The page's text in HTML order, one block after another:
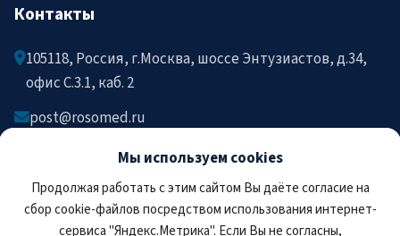
Мы используем cookies
Продолжая работать с этим сайтом Вы даёте согласие на
сбор cookie-файлов посредством использования интернет-
сервиса "Яндекс.Метрика". Если Вы не согласны,
Контакты
105118, Россия, г.Москва, шоссе Энтузиастов, д.34,
офис C.3.1, каб. 2
post@rosomed.ru
+7-903-729-09-87
+7-910-880-36-92